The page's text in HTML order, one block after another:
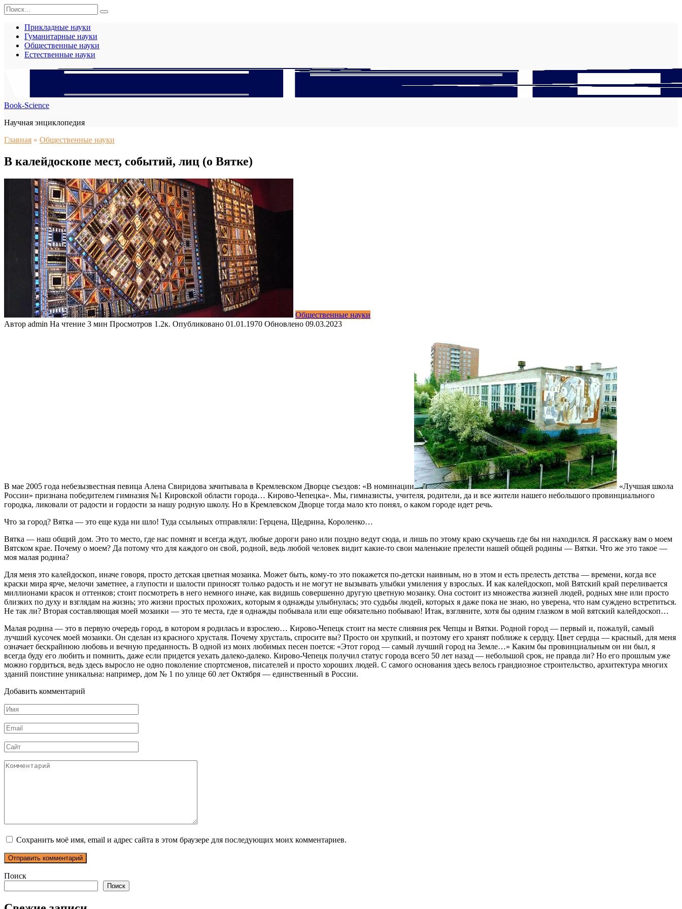
Перейти
к
содержанию
Search
for:
Прикладные науки
Гуманитарные науки
Общественные науки
Естественные науки
Book-Science
Научная энциклопедия
Главная » Общественные науки
В калейдоскопе мест, событий, лиц (о Вятке)
Общественные науки
Автор admin На чтение 3 мин Просмотров 1.2к. Опубликовано 01.01.1970 Обновлено 09.03.2023
В мае 2005 года небезызвестная певица Алена Свиридова зачитывала в Кремлев­ском Дворце съездов: «В номинации
«Лучшая школа
России» признана победите­лем гимназия №1 Кировской области города… Кирово-Чепецка». Мы, гимназисты, учителя, родители, да и все жители нашего небольшого провинциального
городка, ликовали от радости и гордости за нашу родную школу. Но в Кремлевском Дворце тогда мало кто понял, о каком городе идет речь.
Что за город? Вятка — это еще куда ни шло! Туда ссыльных отправляли: Герцена, Щедрина, Короленко…
Вятка — наш общий дом. Это то место, где нас помнят и всегда ждут, любые дороги рано или поздно ведут сюда, и лишь по этому краю скучаешь где бы ни находился. Я расскажу вам о моем
Вятском крае. Почему о моем? Да потому что для каждого он свой, родной, ведь любой человек видит какие-то свои маленькие прелести нашей общей родины — Вятки. Что же это такое —
моя малая родина?
Для меня это калейдоскоп, иначе говоря, просто детская цветная мозаика. Может быть, кому-то это покажется по-детски наивным, но в этом и есть прелесть детства — вре­мени, когда все
краски мира ярче, мелочи заметнее, а глупости и шалости приносят только радость и не могут не вызывать улыбки умиления у взрослых. И как калей­доскоп, мой Вятский край переливается
миллионами красок и оттенков; стоит пос­мотреть в него немного иначе, как видишь совершенно другую цветную мозаику. Она состоит из множества жизней людей, родных мне или просто
близких по духу и взглядам на жизнь; это жизни простых прохожих, которым я однажды улыбнулась; это судьбы людей, которых я даже пока не знаю, но уверена, что нам суждено встре­титься.
Не так ли? Вторая составляющая моей мозаики — это те места, где я однажды побывала или еще обязательно побываю! Итак, взгляните, хотя бы одним глазком в мой вятский калейдоскоп…
Малая родина — это в первую очередь город, в котором я родилась и взрослею… Кирово-Чепецк стоит на месте слияния рек Чепцы и Вятки. Родной город — первый и, пожалуй, самый
лучший кусочек моей мозаики. Он сделан из красного хрусталя. Почему хрусталь, спросите вы? Просто он хрупкий, и поэтому его хранят поближе к сердцу. Цвет сердца — красный, для меня
означает бескрайнюю любовь и вечную преданность. В одной из моих любимых песен поется: «Этот город — самый лучший город на Земле…» Каким бы провинциальным он ни был, я
всегда буду его любить и помнить, даже если придется уехать далеко-далеко. Кирово-Чепецк получил статус города всего 50 лет назад — небольшой срок, не правда ли? Но его прошлым уже
можно гордиться, ведь здесь выросло не одно поколение спортсменов, писателей и просто хороших людей. С самого основания здесь велось грандиозное строитель­ство, архитектура многих
зданий поистине уникальна: например, дом № 1 по улице 60 лет Октября — единственный в России.
Добавить комментарий
Имя
*
Email
*
Сайт
Комментарий
Сохранить моё имя, email и адрес сайта в этом браузере для последующих моих комментариев.
Поиск
Поиск